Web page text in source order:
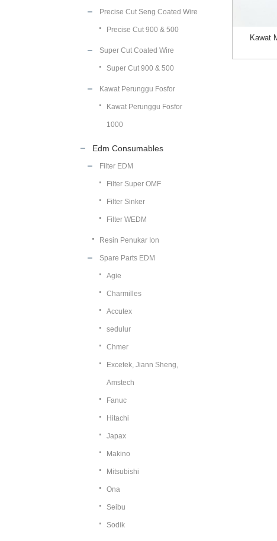
Precise Cut Seng Coated Wire
Precise Cut 900 & 500
Super Cut Coated Wire
Super Cut 900 & 500
Kawat Perunggu Fosfor
Kawat Perunggu Fosfor
1000
Edm Consumables
Filter EDM
Filter Super OMF
Filter Sinker
Filter WEDM
Resin Penukar Ion
Spare Parts EDM
Agie
Charmilles
Accutex
sedulur
Chmer
Excetek, Jiann Sheng,
Amstech
Fanuc
Hitachi
Japax
Makino
Mitsubishi
Ona
Seibu
Sodik
Kawat